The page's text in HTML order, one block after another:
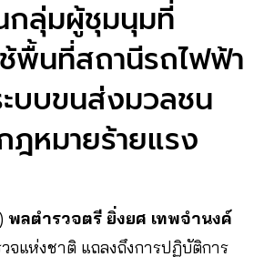
กลุ่มผู้ชุมนุมที่
พื้นที่สถานีรถไฟฟ้า
ะบบขนส่งมวลชน
ฎหมายร้ายแรง
พลตำรวจตรี ยิ่งยศ เทพจำนงค์
จแห่งชาติ แถลงถึงการปฏิบัติการ